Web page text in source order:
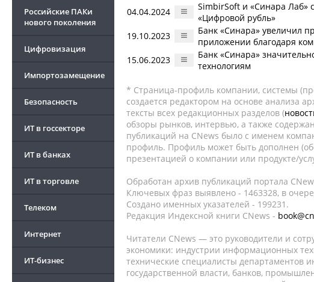
Российские ПАКи
нового поколения
Цифровизация
Импортозамещение
Безопасность
ИТ в госсекторе
ИТ в банках
ИТ в торговле
Телеком
Интернет
ИТ-бизнес
04.04.2024
SimbirSoft и «Синара Лаб»
«Цифровой рубль»
19.10.2023
Банк «Синара» увеличил
приложении благодаря
15.06.2023
Банк «Синара»
технологиям
* Страница-профиль компании, системы
создается редактором на основе анализа
тексты всех редакционных разделов (
обзоры рынков, интервью, а также
публикаций на CNews было с именем
профиль. Профиль может быть дополнен
презентацией о компании или продукте/
Обработан архив публикаций портала
Ключевых фраз выявлено - 1463328, в
Создано именных указателей - 199231.
Редакция Индексной книги CNews -
Читатели CNews — это руководители и
экономики: индустрии информационных
технические специалисты департаментов
государственной власти, банков,